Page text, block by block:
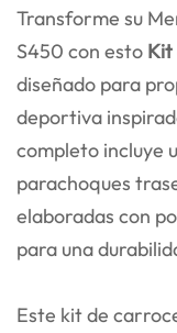
Transforme su
S450 con esto Kit
diseñado para
deportiva
completo incluye
parachoques
elaboradas con
para una
Este kit de